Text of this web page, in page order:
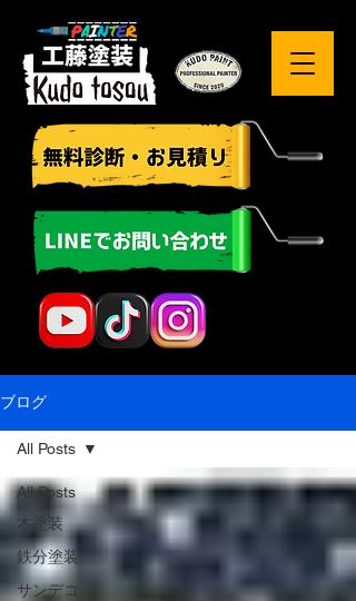
ブログ
All Posts
木塗装
鉄分塗装
サンデコ
All Posts